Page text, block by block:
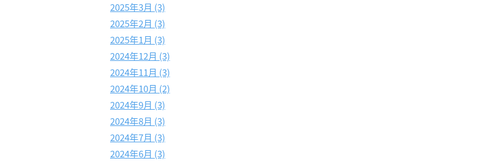
2025年3月 (3)
2025年2月 (3)
2025年1月 (3)
2024年12月 (3)
2024年11月 (3)
2024年10月 (2)
2024年9月 (3)
2024年8月 (3)
2024年7月 (3)
2024年6月 (3)